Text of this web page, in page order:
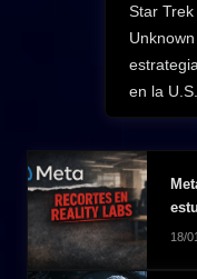
Next
Post:
Star
en la
18/